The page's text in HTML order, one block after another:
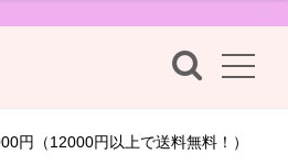
円（12000円以上で送料無料！）